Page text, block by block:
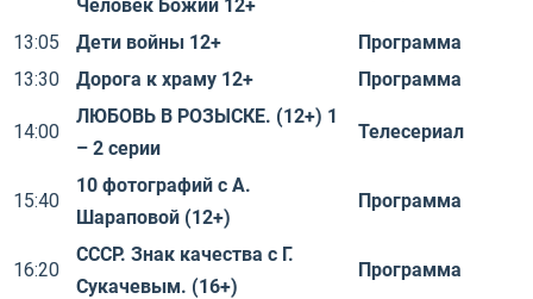
Человек Божий 12+
13:05 Дети войны 12+
Программа
13:30
Дорога к храму 12+ Программа
14:00
ЛЮБОВЬ В РОЗЫСКЕ. (12+) 1
– 2 серии
Телесериал
15:40
10 фотографий с А.
Шараповой (12+)
Программа
16:20
СССР. Знак качества с Г.
Сукачевым. (16+)
Программа